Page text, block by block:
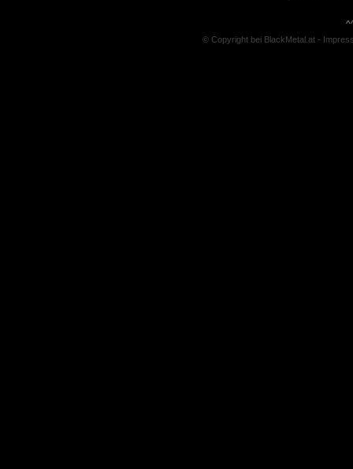
© Copyright bei BlackMetal.at -